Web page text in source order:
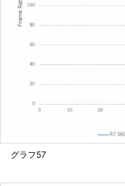
グラフ57